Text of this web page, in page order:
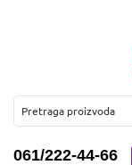
061/222-44-66